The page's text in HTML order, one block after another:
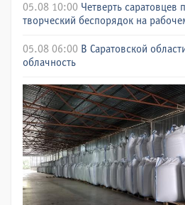
05.08 10:00 Четверть саратовцев
творческий беспорядок на
05.08 06:00 В Саратовской
облачность